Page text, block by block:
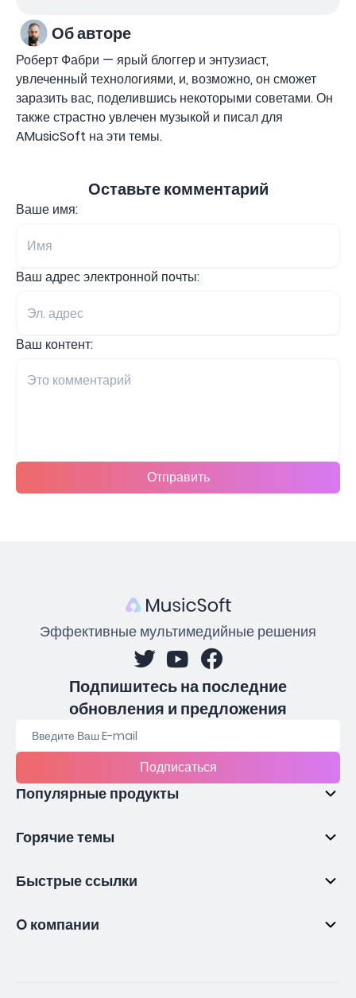
Об авторе
Роберт Фабри — ярый блоггер и энтузиаст,
увлеченный технологиями, и, возможно, он сможет
заразить вас, поделившись некоторыми советами. Он
также страстно увлечен музыкой и писал для
AMusicSoft на эти темы.
Оставьте комментарий
Ваше имя:
Ваш адрес электронной почты:
Ваш контент:
Отправить
Эффективные мультимедийные решения
Подпишитесь на последние
обновления и предложения
Подписаться
Популярные продукты
Горячие темы
Быстрые ссылки
O компании